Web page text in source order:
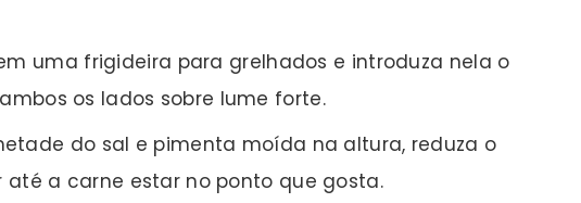
uma frigideira para grelhados e introduza nela o
os lados sobre lume forte.
do sal e pimenta moída na altura, reduza o
até a carne estar no ponto que gosta.